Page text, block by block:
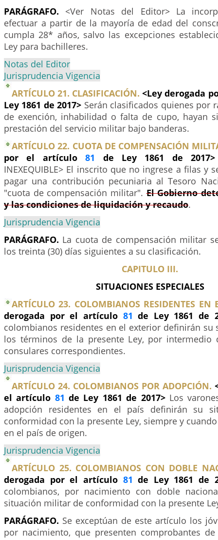
PARÁGRAFO. <Ver Notas del Editor> La
efectuar a partir de la mayoría de edad del
cumpla 28* años, salvo las excepciones
Ley para bachilleres.
Notas del Editor
Jurisprudencia Vigencia
ARTÍCULO 21. CLASIFICACIÓN.<Ley derogada
Ley 1861 de 2017> Serán clasificados quienes por
de exención, inhabilidad o falta de cupo, hayan
prestación del servicio militar bajo banderas.
ARTÍCULO 22. CUOTA DE COMPENSACIÓN
por el artículo81 de Ley 1861 de
INEXEQUIBLE> El inscrito que no ingrese a filas y
pagar una contribución pecuniaria al Tesoro
"cuota de compensación militar".El Gobierno
y las condiciones de liquidación y recaudo.
Jurisprudencia Vigencia
PARÁGRAFO. La cuota de compensación militar
los treinta (30) días siguientes a su clasificación.
CAPITULO III.
SITUACIONES ESPECIALES
ARTÍCULO 23. COLOMBIANOS RESIDENTES EN
derogada por el artículo 81 de Ley 1861 de
colombianos residentes en el exterior definirán
los términos de la presente Ley, por intermedio
consulares correspondientes.
Jurisprudencia Vigencia
ARTÍCULO 24. COLOMBIANOS POR ADOPCIÓN.
el artículo 81 de Ley 1861 de 2017> Los
adopción residentes en el país definirán su
conformidad con la presente Ley, siempre y
en el país de origen.
Jurisprudencia Vigencia
ARTÍCULO 25. COLOMBIANOS CON DOBLE
derogada por el artículo 81 de Ley 1861 de
colombianos, por nacimiento con doble
situación militar de conformidad con la presente
PARÁGRAFO. Se exceptúan de este artículo los
por nacimiento, que presenten comprobantes